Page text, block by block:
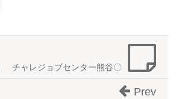
チャレジョブセンター熊谷〇
Prev